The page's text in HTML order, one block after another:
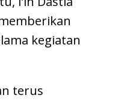
kegiatan
terus